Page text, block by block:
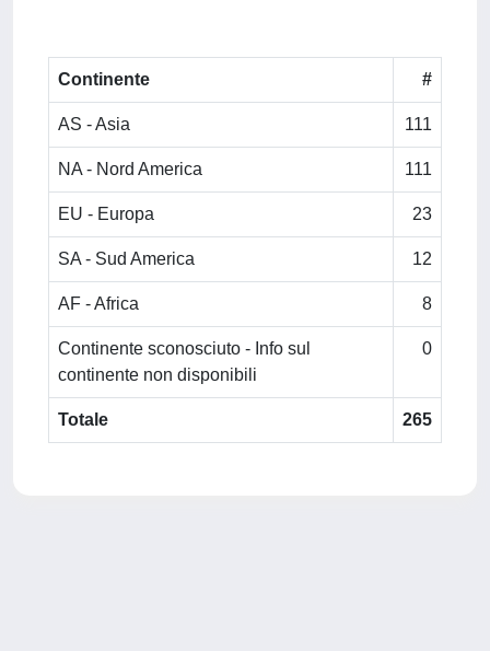
Continente #
AS - Asia 111
NA - Nord America 111
EU - Europa 23
SA - Sud America 12
AF - Africa 8
Continente sconosciuto - Info sul
continente non disponibili
0
Totale 265